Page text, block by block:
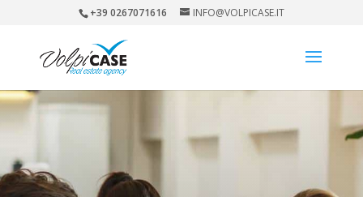
+39 0267071616 INFO@VOLPICASE.IT